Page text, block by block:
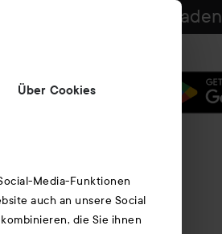
Über Cookies
Media-Funktionen
auch an unsere Social
die Sie ihnen
Unsere App herunterladen